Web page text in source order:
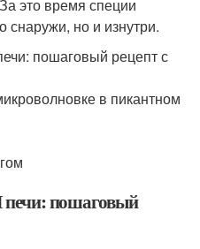
это время специи
снаружи, но и изнутри.
пошаговый рецепт с
в пикантном
пошаговый